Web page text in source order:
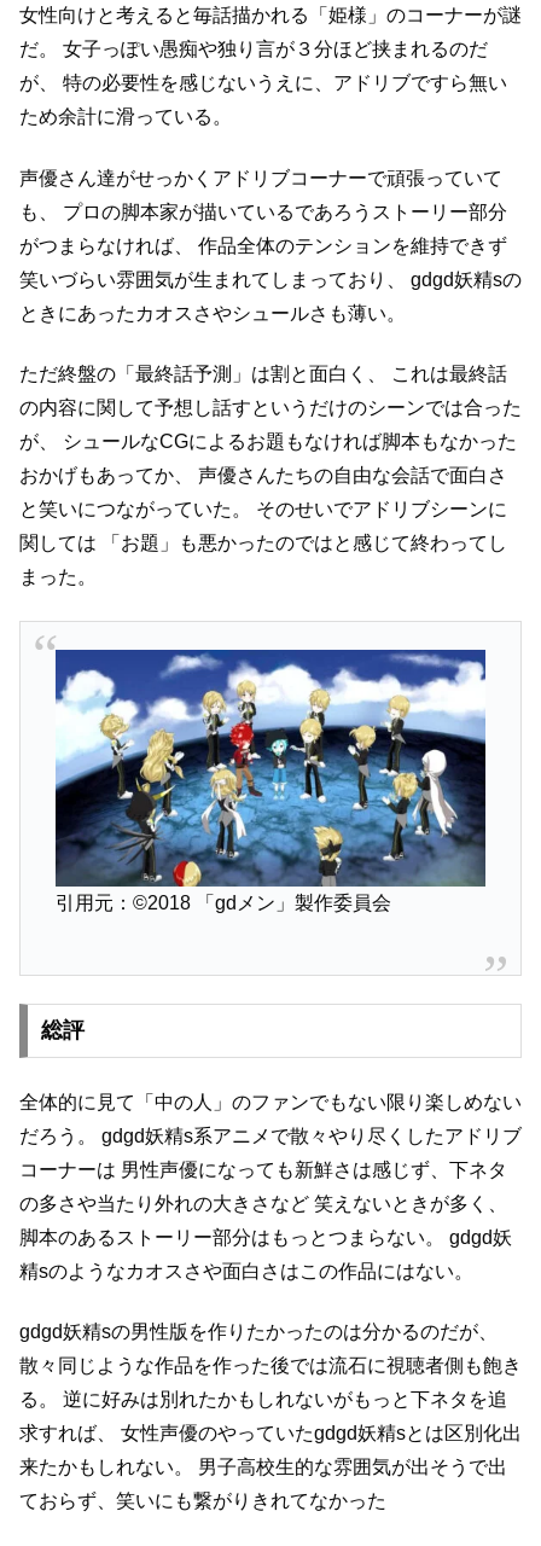
女性向けと考えると毎話描かれる「姫様」のコーナーが謎
だ。
女子っぽい愚痴や独り言が３分ほど挟まれるのだ
が、
特の必要性を感じないうえに、アドリブですら無い
ため余計に滑っている。
声優さん達がせっかくアドリブコーナーで頑張っていて
も、
プロの脚本家が描いているであろうストーリー部分
がつまらなければ、
作品全体のテンションを維持できず
笑いづらい雰囲気が生まれてしまっており、
gdgd妖精sの
ときにあったカオスさやシュールさも薄い。
ただ終盤の「最終話予測」は割と面白く、
これは最終話
の内容に関して予想し話すというだけのシーンでは合った
が、
シュールなCGによるお題もなければ脚本もなかった
おかげもあってか、
声優さんたちの自由な会話で面白さ
と笑いにつながっていた。
そのせいでアドリブシーンに
関しては 「お題」も悪かったのではと感じて終わってし
まった。
引用元：©2018 「gdメン」製作委員会
総評
全体的に見て「中の人」のファンでもない限り楽しめない
だろう。
gdgd妖精s系アニメで散々やり尽くしたアドリブ
コーナーは 男性声優になっても新鮮さは感じず、下ネタ
の多さや当たり外れの大きさなど 笑えないときが多く、
脚本のあるストーリー部分はもっとつまらない。
gdgd妖
精sのようなカオスさや面白さはこの作品にはない。
gdgd妖精sの男性版を作りたかったのは分かるのだが、
散々同じような作品を作った後では流石に視聴者側も飽き
る。
逆に好みは別れたかもしれないがもっと下ネタを追
求すれば、
女性声優のやっていたgdgd妖精sとは区別化出
来たかもしれない。
男子高校生的な雰囲気が出そうで出
ておらず、笑いにも繋がりきれてなかった